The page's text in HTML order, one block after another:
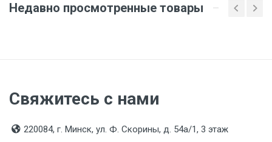
ЗАО "ЗУБР ОВК" Россия, Московская обл., 141052,
городской округ Мытищи, д. Сухарево, д.133, каб.
Гарантийный срок
Срок службы
Недавно просмотренные товары
Свяжитесь с нами
220084, г. Минск, ул. Ф. Скорины, д. 54а/1, 3 этаж